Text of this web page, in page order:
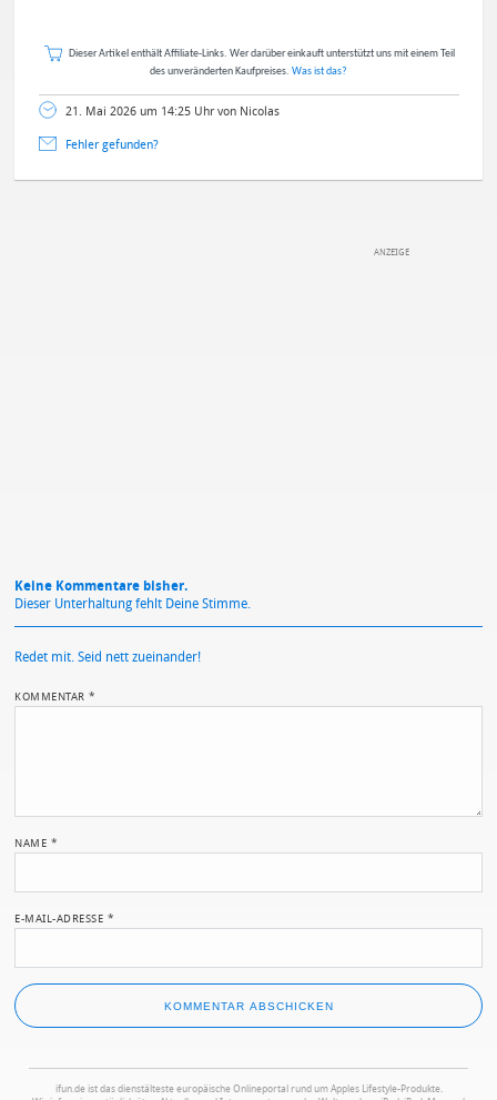
Dieser Artikel enthält Affiliate-Links. Wer darüber einkauft unterstützt uns mit einem Teil
des unveränderten Kaufpreises. Was ist das?
21. Mai 2026 um 14:25 Uhr von Nicolas
Fehler gefunden?
Keine Kommentare bisher.
Dieser Unterhaltung fehlt Deine Stimme.
Redet mit. Seid nett zueinander!
KOMMENTAR*
NAME *
E-MAIL-ADRESSE *
ifun.de ist das dienstälteste europäische Onlineportal rund um Apples Lifestyle-Produkte.